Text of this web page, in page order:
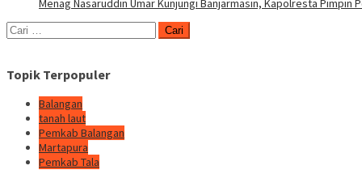
Menag Nasaruddin Umar Kunjungi Banjarmasin, Kapolresta Pimpin
Cari
untuk:
Topik Terpopuler
Balangan
tanah laut
Pemkab Balangan
Martapura
Pemkab Tala